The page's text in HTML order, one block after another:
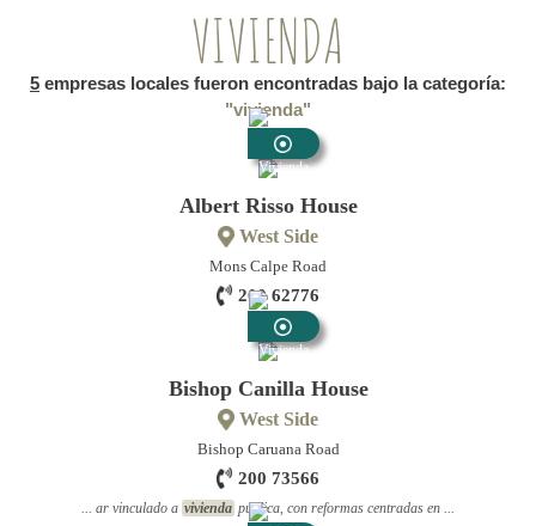
VIVIENDA
5 empresas locales fueron encontradas bajo la categoría:
"vivienda"
Vivienda
Albert Risso House
West Side
Mons Calpe Road
200 62776
Vivienda
Bishop Canilla House
West Side
Bishop Caruana Road
200 73566
... ar vinculado a vivienda pública, con reformas centradas en ...